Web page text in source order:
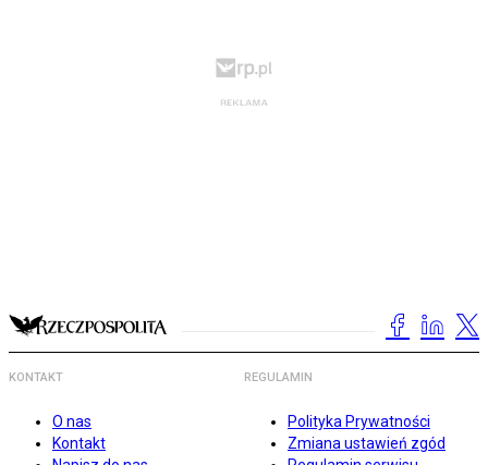
KONTAKT
O nas
Kontakt
REGULAMIN
Polityka Prywatności
Zmiana ustawień zgód